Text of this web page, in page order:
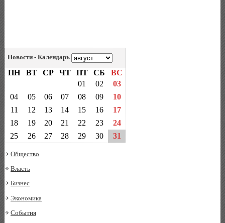
Новости - Календарь
ПН ВТ СР ЧТ ПТ СБ
ВС
01
02
03
04
05 06 07 08 09
10
11
12 13 14 15 16
17
18
19 20 21 22 23
24
25
26 27 28 29 30 31
Общество
Власть
Бизнес
Экономика
События